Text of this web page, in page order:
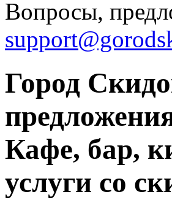
Вопросы,
Город
Кафе, бар,
услуги со